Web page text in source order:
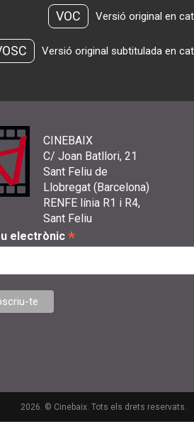
VOC Versió original en
Versió original subtitulada en
CINEBAIX
C/ Joan Batllori, 21
Sant Feliu de
Llobregat (Barcelona)
RENFE línia R1 i R4,
Sant Feliu
electrònic *
2026. © Cinebaix. Tots els drets reservats.